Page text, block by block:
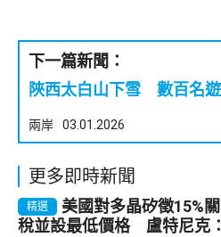
下一篇新聞：
陜西太白山下雪 數百名
兩岸 03.01.2026
更多即時新聞
精選
美國對多晶矽徵15%關
稅並設最低價格 盧特尼克：